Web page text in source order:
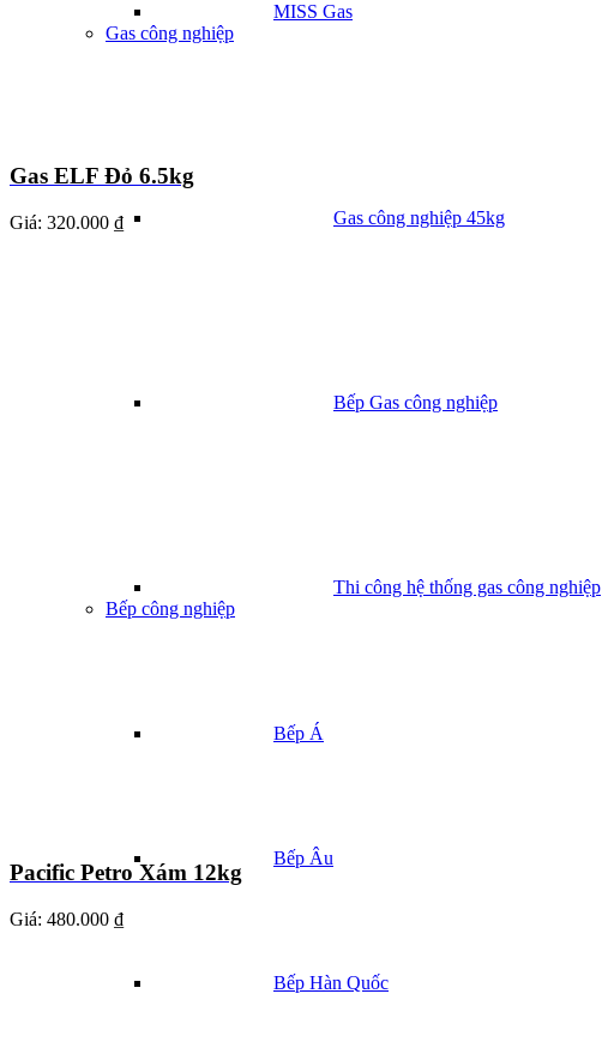
MISS Gas
Gas công nghiệp
Gas công nghiệp 45kg
Bếp Gas công nghiệp
Thi công hệ thống gas công nghiệp
Bếp công nghiệp
Bếp Á
Bếp Âu
Bếp Hàn Quốc
Gas ELF Đỏ 6.5kg
Giá: 320.000 ₫
Pacific Petro Xám 12kg
Giá: 480.000 ₫